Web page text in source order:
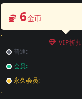
6金币
VIP折扣
普通:
会员:
永久会员: